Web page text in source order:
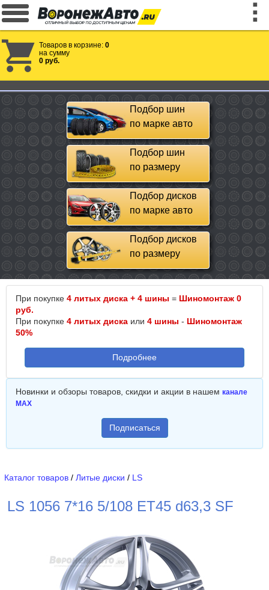
Товаров в корзине: 0
на сумму
0 руб.
Подбор шин
по марке авто
Подбор шин
по размеру
Подбор дисков
по марке авто
Подбор дисков
по размеру
При покупке 4 литых диска + 4 шины = Шиномонтаж 0
руб.
При покупке 4 литых диска или 4 шины - Шиномонтаж
50%
Подробнее
Новинки и обзоры товаров, скидки и акции в нашем канале
MAX
Подписаться
Каталог товаров / Литые диски / LS
LS 1056 7*16 5/108 ET45 d63,3 SF